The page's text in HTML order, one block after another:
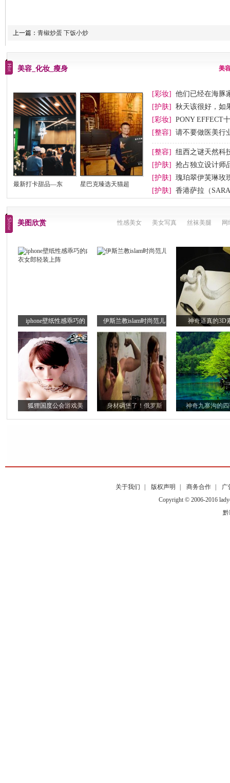
上一篇： 青椒炒蛋 下饭小炒
美容_化妆_瘦身 美
最新打卡甜品—东 星巴克臻选天猫超
[彩妆]
他们已经在海豚
[护肤]
秋天该很好，如
[彩妆]
PONY EFFECT
节妆
[整容] 请不要做医美行
[整容]
纽西之谜天然科
[护肤]
抢占独立设计师
[护肤]
瑰珀翠伊芙琳玫
[护肤]
香港萨拉（
美图欣赏 性感美女 美女写真 丝袜美腿 网
iphone壁纸性感乖巧的 伊斯兰教islam时尚范儿 神奇逼真的3D
狐狸国度公会游戏美 身材碉堡了！俄罗斯 神奇九寨沟的
关于我们 版权声明 商务合作
广
Copyright © 2006-2016
黔